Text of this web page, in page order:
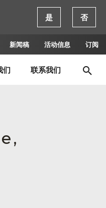
新闻稿 活动信息 订阅
们 联系我们
是 否